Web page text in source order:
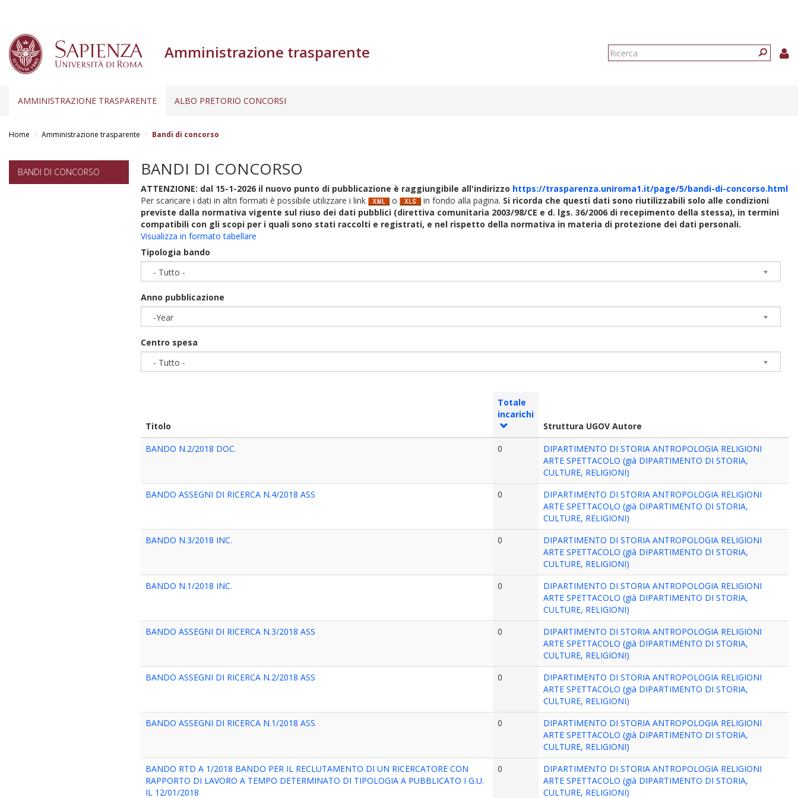
Amministrazione trasparente
Form
AMMINISTRAZIONE TRASPARENTE ALBO PRETORIO CONCORSI
Home Amministrazione trasparente Bandi di concorso
BANDI DI CONCORSO BANDI DI CONCORSO
ATTENZIONE: dal 15-1-2026 il nuovo punto di pubblicazione è raggiungibile all'indirizzo https://trasparenza.uniroma1.it/page/5/bandi-di-concorso.html
Per scaricare i dati in altri formati è possibile utilizzare i link
o in fondo alla pagina. Si ricorda che questi dati sono riutilizzabili solo alle condizioni
previste dalla normativa vigente sul riuso dei dati pubblici (direttiva comunitaria 2003/98/CE e d. lgs. 36/2006 di recepimento della stessa), in termini
compatibili con gli scopi per i quali sono stati raccolti e registrati, e nel rispetto della normativa in materia di protezione dei dati personali.
Visualizza in formato tabellare
Tipologia bando
- Tutto -
Anno pubblicazione
-Year
Centro spesa
- Tutto -
Titolo
Totale
incarichi
Struttura UGOV Autore
BANDO N.2/2018 DOC.
0
DIPARTIMENTO DI STORIA ANTROPOLOGIA RELIGIONI
ARTE SPETTACOLO (già DIPARTIMENTO DI STORIA,
CULTURE, RELIGIONI)
BANDO ASSEGNI DI RICERCA N.4/2018 ASS
0
DIPARTIMENTO DI STORIA ANTROPOLOGIA RELIGIONI
ARTE SPETTACOLO (già DIPARTIMENTO DI STORIA,
CULTURE, RELIGIONI)
BANDO N.3/2018 INC.
0
DIPARTIMENTO DI STORIA ANTROPOLOGIA RELIGIONI
ARTE SPETTACOLO (già DIPARTIMENTO DI STORIA,
CULTURE, RELIGIONI)
BANDO N.1/2018 INC.
0
DIPARTIMENTO DI STORIA ANTROPOLOGIA RELIGIONI
ARTE SPETTACOLO (già DIPARTIMENTO DI STORIA,
CULTURE, RELIGIONI)
BANDO ASSEGNI DI RICERCA N.3/2018 ASS
0
DIPARTIMENTO DI STORIA ANTROPOLOGIA RELIGIONI
ARTE SPETTACOLO (già DIPARTIMENTO DI STORIA,
CULTURE, RELIGIONI)
BANDO ASSEGNI DI RICERCA N.2/2018 ASS
0
DIPARTIMENTO DI STORIA ANTROPOLOGIA RELIGIONI
ARTE SPETTACOLO (già DIPARTIMENTO DI STORIA,
CULTURE, RELIGIONI)
BANDO ASSEGNI DI RICERCA N.1/2018 ASS
0
DIPARTIMENTO DI STORIA ANTROPOLOGIA RELIGIONI
ARTE SPETTACOLO (già DIPARTIMENTO DI STORIA,
CULTURE, RELIGIONI)
BANDO RTD A 1/2018 BANDO PER IL RECLUTAMENTO DI UN RICERCATORE CON
RAPPORTO DI LAVORO A TEMPO DETERMINATO DI TIPOLOGIA A PUBBLICATO I G.U.
IL 12/01/2018
0
DIPARTIMENTO DI STORIA ANTROPOLOGIA RELIGIONI
ARTE SPETTACOLO (già DIPARTIMENTO DI STORIA,
CULTURE, RELIGIONI)